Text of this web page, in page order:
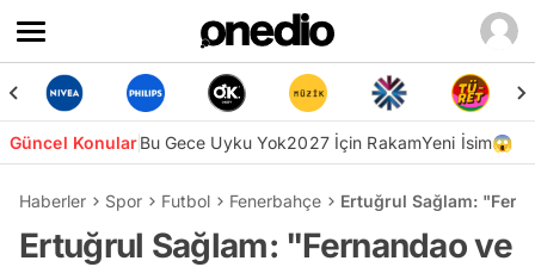
Güncel KonularBu Gece Uyku Yok2027 İçin RakamYeni İsim😱
Haberler Spor Futbol Fenerbahçe Ertuğrul Sağlam:
Ertuğrul Sağlam: "Fernandao ve